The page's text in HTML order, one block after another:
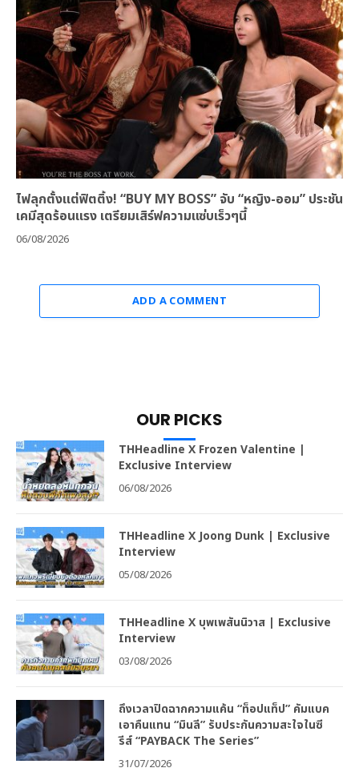
ไฟลุกตั้งแต่ฟิตติ้ง! “BUY MY BOSS” จับ “หญิง-ออม” ประชัน
เคมีสุดร้อนแรง เตรียมเสิร์ฟความแซ่บเร็วๆนี้
06/08/2026
ADD A COMMENT
OUR PICKS
THHeadline X Frozen Valentine |
Exclusive Interview
06/08/2026
THHeadline X Joong Dunk | Exclusive
Interview
05/08/2026
THHeadline X บุพเพสันนิวาส | Exclusive
Interview
03/08/2026
ถึงเวลาปิดฉากความแค้น “ท็อปแท็ป” คัมแบค
เอาคืนแทน “มินลี” รับประกันความสะใจในซี
รีส์ “PAYBACK The Series”
31/07/2026